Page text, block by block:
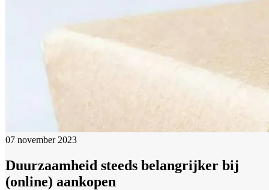
07 november 2023
Duurzaamheid steeds belangrijker bij
(online) aankopen